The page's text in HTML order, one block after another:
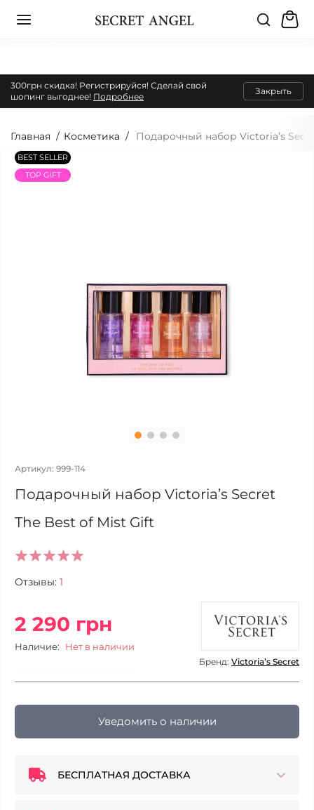
300грн скидка! Регистрируйся! Сделай свой
шопинг выгоднее! Подробнее
Закрыть
Главная Косметика Подарочный набор Victoria’s
BEST SELLER
TOP GIFT
Артикул: 999-114
Подарочный набор Victoria’s Secret
The Best of Mist Gift
Отзывы: 1
2 290 грн
Наличие: Нет в наличии
Бренд: Victoria’s Secret
Уведомить о наличии
БЕСПЛАТНАЯ ДОСТАВКА